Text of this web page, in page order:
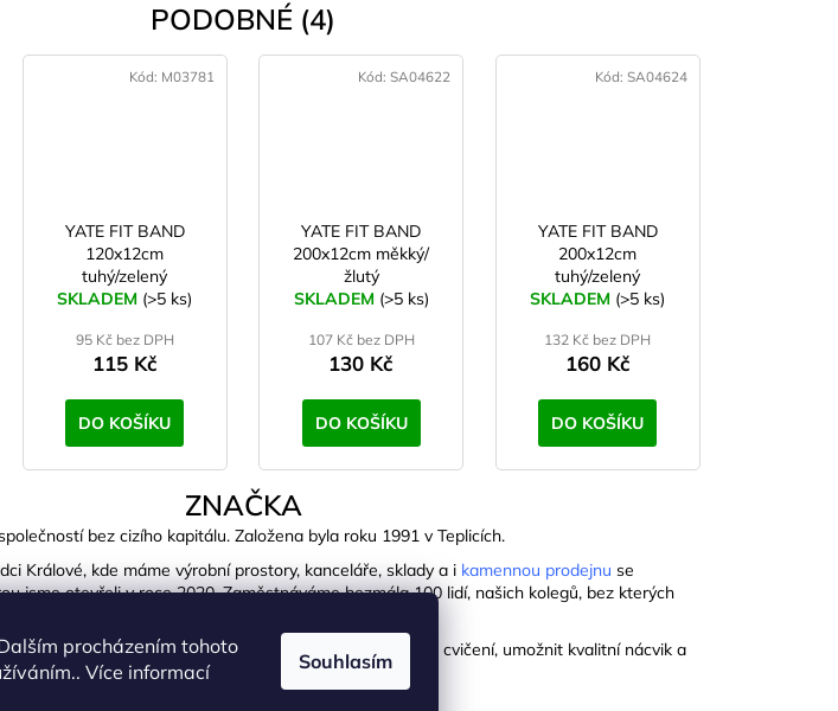
procházením tohoto
Více informací
Souhlasím
PODOBNÉ (4)
YATE FIT BAND
120x12cm
tuhý/zelený
SKLADEM (>5 ks)
95 Kč bez DPH
115 Kč
DO KOŠÍKU
Kód: M03781
YATE FIT BAND
200x12cm měkký/
žlutý
SKLADEM (>5 ks)
107 Kč bez DPH
130 Kč
DO KOŠÍKU
Kód:SA04622
YATE FIT BAND
200x12cm
tuhý/zelený
SKLADEM (>5 ks)
132 Kč bez DPH
160 Kč
DO KOŠÍKU
Kód: SA04624
ZNAČKA
bez cizího kapitálu. Založena byla roku 1991 v Teplicích.
Králové, kde máme výrobní prostory, kanceláře, sklady a i kamennou prodejnu se
jsme otevřeli v roce 2020. Zaměstnáváme bezmála 100 lidí, našich kolegů, bez kterých
zpříjemnit zákazníkům pobyt v přírodě, zefektivnit fitness cvičení, umožnit kvalitní nácvik a
vodních sportů větší zábavu. To je naše mise.